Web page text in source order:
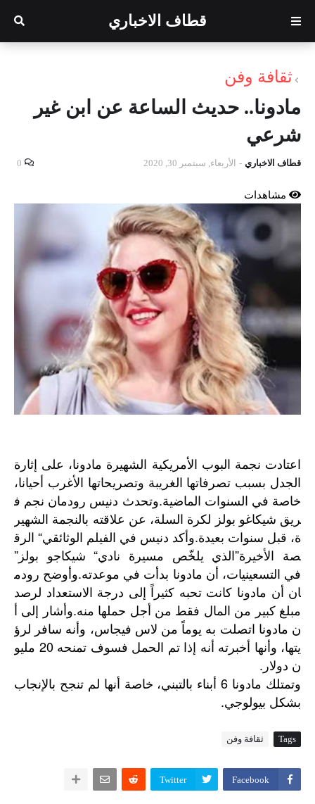
قطاف الاخباري
ثقافة وفن
مادونا.. حديث الساعة عن ابن غير
شرعي
قطاف الاخباري - الأربعاء, سبتمبر 30, 2020 0
مشاهدات
اعتادت نجمة البوب الأمريكية الشهيرة مادونا، على إثارة
الجدل بسبب تصرفاتها الغريبة وتصريحاتها الأغرب أحيانا،
خاصة في السنوات الماضية.وتحدث دنيس رودمان نجم ف
ريق شيكاغو بولز لكرة السلة، عن علاقته بالنجمة الشهير
ة، قبل سنوات بعيدة.وأكد دنيس في الفيلم الوثائقي“ الرق
صة الأخيرة”الذي يلخّص مسيرة نادي“ شيكاجو بولز”
في التسعينيات، أن مادونا بدأت في موعدته.وأوضح رودم
ان أن مادونا كانت تحبه كثيراً إلى درجة الاستعداد لرصد
مبلغ كبير من المال فقط من أجل حملها منه.وأشار إلى أ
ن مادونا اتصلت به يوماً من لاس فيجاس، وأنه سافر لرؤ
يتها، وأنها أخبرته أنه إذا تم الحمل فسوف تمنحه 20 مليو
ن دولار .
وتمتلك مادونا 6 أبناء بالتبني، خاصة أنها لم تنجح بالإنجاب
بشكل بيولوجي.
Tags ثقافة وفن
Facebook
Twitter